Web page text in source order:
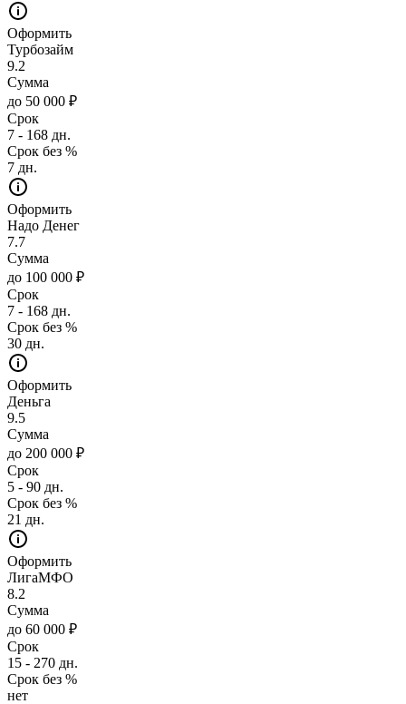
Оформить
Турбозайм
9.2
Сумма
до 50 000 ₽
Срок
7 - 168 дн.
Срок без %
7 дн.
Оформить
Надо Денег
7.7
Сумма
до 100 000 ₽
Срок
7 - 168 дн.
Срок без %
30 дн.
Оформить
Деньга
9.5
Сумма
до 200 000 ₽
Срок
5 - 90 дн.
Срок без %
21 дн.
Оформить
ЛигаМФО
8.2
Сумма
до 60 000 ₽
Срок
15 - 270 дн.
Срок без %
нет